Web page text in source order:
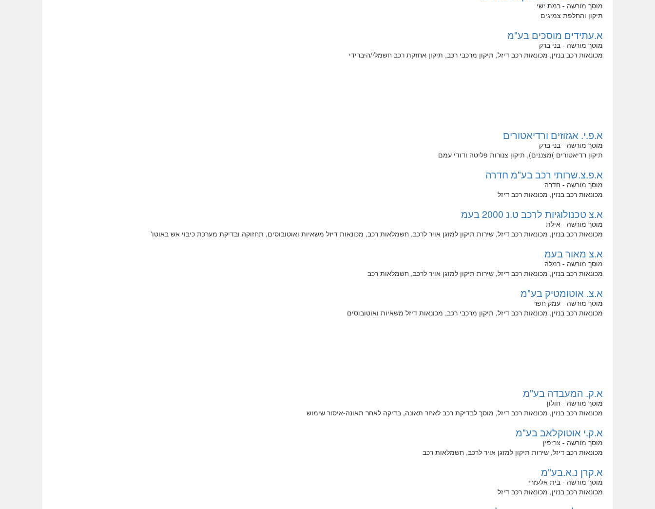
מוסך מורשה - רמת ישי
תיקון והחלפת צמיגים
א.עתידים מוסכים בע"מ
מוסך מורשה - בני ברק
מכונאות רכב בנזין, מכונאות רכב דיזל, תיקון מרכבי רכב, תיקון אחזקת רכב חשמלי/היברידי
א.פ.י. אגזוזים ורדיאטורים
מוסך מורשה - בני ברק
תיקון רדיאטורים )מצננים), תיקון צנורות פליטה ודודי עמם
א.פ.צ.שרותי רכב בע"מ חדרה
מוסך מורשה - חדרה
מכונאות רכב בנזין, מכונאות רכב דיזל
א.צ טכנולוגיות לרכב ט.נ 2000 בעמ
מוסך מורשה - אילת
מכונאות רכב בנזין, מכונאות רכב דיזל, שירות תיקון למזגן אויר לרכב, חשמלאות רכב, מכונאות דיזל משאיות ואוטובוסים, תחזוקה ובדיקת מערכת כיבוי אש באוטו'
א.צ מאור בעמ
מוסך מורשה - רמלה
מכונאות רכב בנזין, מכונאות רכב דיזל, שירות תיקון למזגן אויר לרכב, חשמלאות רכב
א.צ. אוטומטיק בע"מ
מוסך מורשה - עמק חפר
מכונאות רכב בנזין, מכונאות רכב דיזל, תיקון מרכבי רכב, מכונאות דיזל משאיות ואוטובוסים
א.ק. המעבדה בע"מ
מוסך מורשה - חולון
מכונאות רכב בנזין, מכונאות רכב דיזל, מוסך לבדיקת רכב לאחר תאונה, בדיקה לאחר תאונה-איסור שימוש
א.ק.י אוטוקלאב בע"מ
מוסך מורשה - צריפין
מכונאות רכב דיזל, שירות תיקון למזגן אויר לרכב, חשמלאות רכב
א.קרן נ.א.בע"מ
מוסך מורשה - בית אלעזרי
מכונאות רכב בנזין, מכונאות רכב דיזל